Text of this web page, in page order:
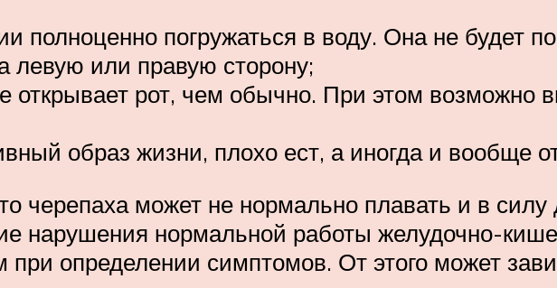
полноценно погружаться в воду. Она не будет
левую или правую сторону;
открывает рот, чем обычно. При этом возможно
образ жизни, плохо ест, а иногда и вообще
черепаха может не нормально плавать и в
нарушения нормальной работы желудочно-
определении симптомов. От этого может